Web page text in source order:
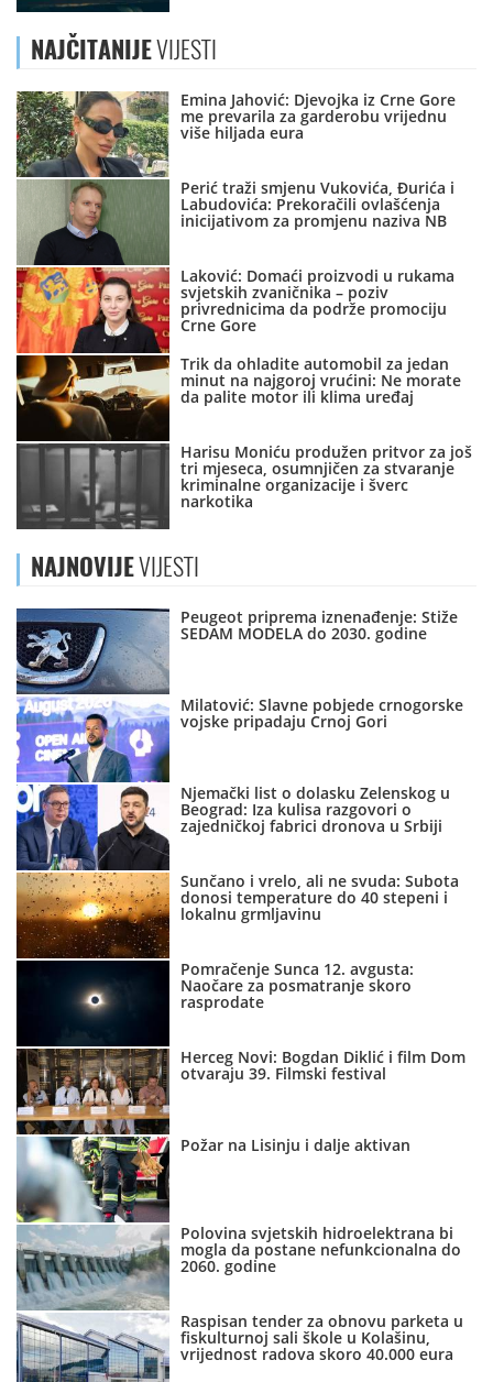
NAJČITANIJEVIJESTI
Emina Jahović: Djevojka iz Crne Gore
me prevarila za garderobu vrijednu
više hiljada eura
Perić traži smjenu Vukovića, Đurića i
Labudovića: Prekoračili ovlašćenja
inicijativom za promjenu naziva NB
Laković: Domaći proizvodi u rukama
svjetskih zvaničnika – poziv
privrednicima da podrže promociju
Crne Gore
Trik da ohladite automobil za jedan
minut na najgoroj vrućini: Ne morate
da palite motor ili klima uređaj
Harisu Moniću produžen pritvor za još
tri mjeseca, osumnjičen za stvaranje
kriminalne organizacije i šverc
narkotika
NAJNOVIJEVIJESTI
Peugeot priprema iznenađenje: Stiže
SEDAM MODELA do 2030. godine
Milatović: Slavne pobjede crnogorske
vojske pripadaju Crnoj Gori
Njemački list o dolasku Zelenskog u
Beograd: Iza kulisa razgovori o
zajedničkoj fabrici dronova u Srbiji
Sunčano i vrelo, ali ne svuda: Subota
donosi temperature do 40 stepeni i
lokalnu grmljavinu
Pomračenje Sunca 12. avgusta:
Naočare za posmatranje skoro
rasprodate
Herceg Novi: Bogdan Diklić i film Dom
otvaraju 39. Filmski festival
Požar na Lisinju i dalje aktivan
Polovina svjetskih hidroelektrana bi
mogla da postane nefunkcionalna do
2060. godine
Raspisan tender za obnovu parketa u
fiskulturnoj sali škole u Kolašinu,
vrijednost radova skoro 40.000 eura